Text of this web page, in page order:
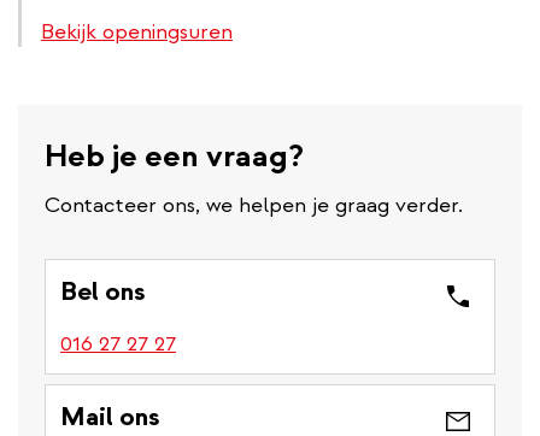
Bekijk openingsuren
Heb je een vraag?
Contacteer ons, we helpen je graag verder.
Bel ons
016 27 27 27
Mail ons